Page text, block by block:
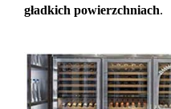
gładkich powierzchniach.